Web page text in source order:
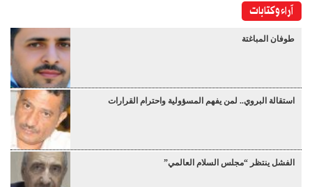
آراء وكتابات
طوفان المباغتة
استقالة البروي.. لمن يفهم المسؤولية واحترام القرارات
الفشل ينتظر “مجلس السلام العالمي”